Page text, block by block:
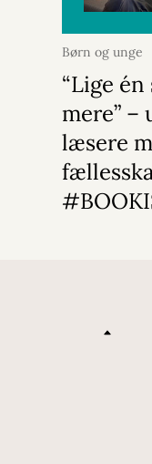
Børn og unge
2026
“Lige én
mere” –
læsere